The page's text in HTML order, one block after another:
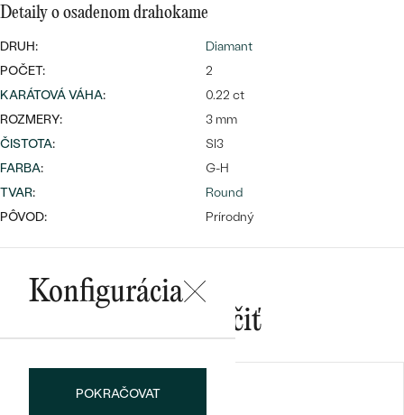
Bestsellery
Detaily o osadenom drahokame
DRUH:
Diamant
POČET:
2
KARÁTOVÁ VÁHA:
0.22 ct
ROZMERY:
3 mm
ČISTOTA:
SI3
FARBA:
G-H
TVAR:
Round
PÔVOD:
Prírodný
Konfigurácia
POKRAČOVAT
Mohlo by sa vám páčiť